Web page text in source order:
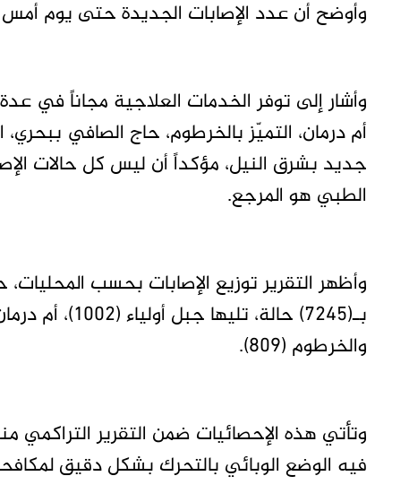
وأوضح أن عدد الإصابات الجديدة حتى يوم أمس بلغ
وأشار إلى توفر الخدمات العلاجية مجاناً
أم درمان، التميّز بالخرطوم، حاج الصافي
جديد بشرق النيل، مؤكداً أن ليس كل حالات
الطبي هو المرجع.
وأظهر التقرير توزيع الإصابات بحسب
والخرطوم (809).
فيه الوضع الوبائي بالتحرك بشكل دقيق